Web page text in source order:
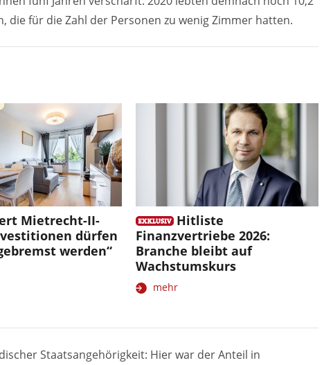
die für die Zahl der Personen zu wenig Zimmer hatten.
Mietrecht-II-
dürfen
werden“
Hitliste
Finanzvertriebe 2026:
Branche bleibt auf
Wachstumskurs
mehr
Staatsangehörigkeit: Hier war der Anteil in